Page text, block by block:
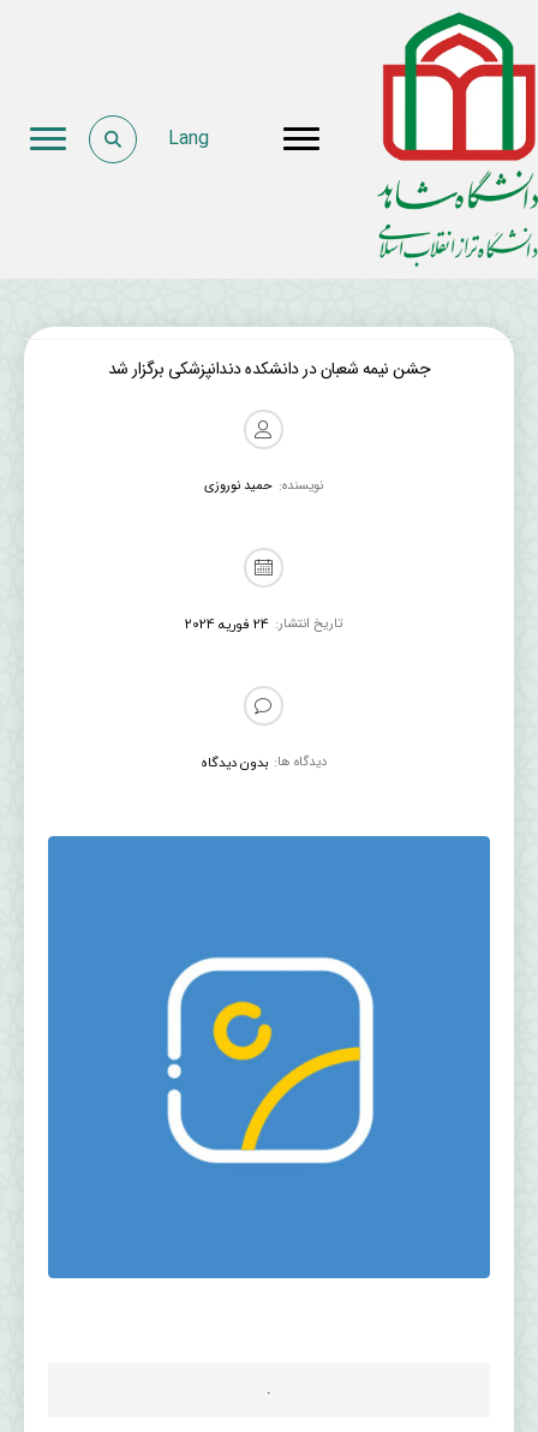
Lang
جشن نیمه شعبان در دانشکده دندانپزشکی برگزار شد
نویسنده: حمید نوروزی
تاریخ انتشار: 24 فوریه 2024
دیدگاه ها: بدون دیدگاه
.